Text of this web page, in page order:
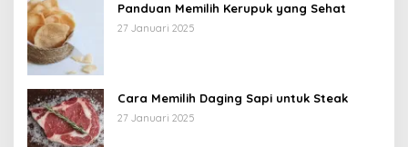
Panduan Memilih Kerupuk yang Sehat
27 Januari 2025
Cara Memilih Daging Sapi untuk Steak
27 Januari 2025